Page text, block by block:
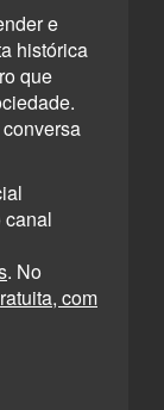
e
histórica
que
canal
. No
com